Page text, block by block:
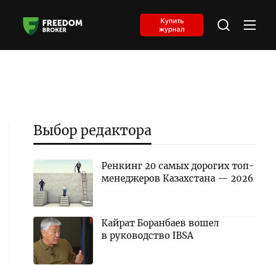
Купить
журнал
Выбор редактора
Ренкинг 20 самых дорогих топ-
менеджеров Казахстана — 2026
Кайрат Боранбаев вошел
в руководство IBSA